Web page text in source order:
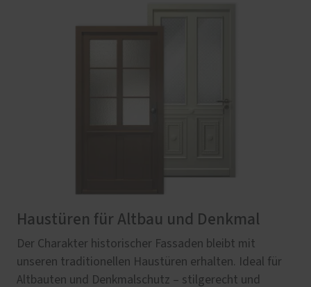
Haustüren für Altbau und Denkmal
Der Charakter historischer Fassaden bleibt mit
unseren traditionellen Haustüren erhalten. Ideal für
Altbauten und Denkmalschutz – stilgerecht und